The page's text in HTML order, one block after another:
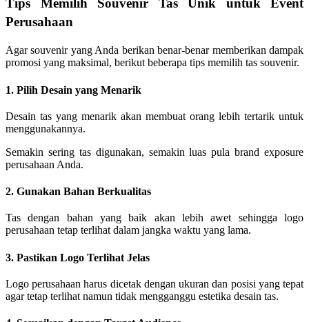
Tips Memilih Souvenir Tas Unik untuk Event
Perusahaan
Agar souvenir yang Anda berikan benar-benar memberikan dampak
promosi yang maksimal, berikut beberapa tips memilih tas souvenir.
1. Pilih Desain yang Menarik
Desain tas yang menarik akan membuat orang lebih tertarik untuk
menggunakannya.
Semakin sering tas digunakan, semakin luas pula brand exposure
perusahaan Anda.
2. Gunakan Bahan Berkualitas
Tas dengan bahan yang baik akan lebih awet sehingga logo
perusahaan tetap terlihat dalam jangka waktu yang lama.
3. Pastikan Logo Terlihat Jelas
Logo perusahaan harus dicetak dengan ukuran dan posisi yang tepat
agar tetap terlihat namun tidak mengganggu estetika desain tas.